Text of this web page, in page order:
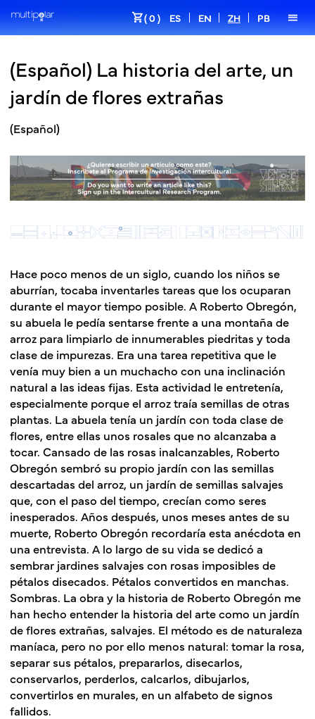
shopping_cart( 0 ) ES EN ZH PB menu
(Español) La historia del arte, un
jardín de flores extrañas
(Español)
Hace poco menos de un siglo, cuando los niños se
aburrían, tocaba inventarles tareas que los ocuparan
durante el mayor tiempo posible. A Roberto Obregón,
su abuela le pedía sentarse frente a una montaña de
arroz para limpiarlo de innumerables piedritas y toda
clase de impurezas. Era una tarea repetitiva que le
venía muy bien a un muchacho con una inclinación
natural a las ideas fijas. Esta actividad le entretenía,
especialmente porque el arroz traía semillas de otras
plantas. La abuela tenía un jardín con toda clase de
flores, entre ellas unos rosales que no alcanzaba a
tocar. Cansado de las rosas inalcanzables, Roberto
Obregón sembró su propio jardín con las semillas
descartadas del arroz, un jardín de semillas salvajes
que, con el paso del tiempo, crecían como seres
inesperados. Años después, unos meses antes de su
muerte, Roberto Obregón recordaría esta anécdota en
una entrevista. A lo largo de su vida se dedicó a
sembrar jardines salvajes con rosas imposibles de
pétalos disecados. Pétalos convertidos en manchas.
Sombras. La obra y la historia de Roberto Obregón me
han hecho entender la historia del arte como un jardín
de flores extrañas, salvajes. El método es de naturaleza
maníaca, pero no por ello menos natural: tomar la rosa,
separar sus pétalos, prepararlos, disecarlos,
conservarlos, perderlos, calcarlos, dibujarlos,
convertirlos en murales, en un alfabeto de signos
fallidos.